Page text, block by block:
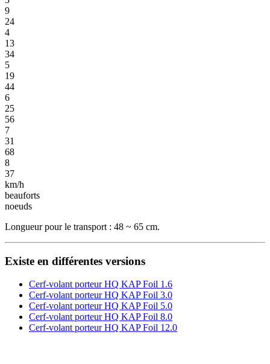
9
24
4
13
34
5
19
44
6
25
56
7
31
68
8
37
km/h
beauforts
noeuds
Longueur pour le transport : 48 ~ 65 cm.
Existe en différentes versions
Cerf-volant porteur HQ KAP Foil 1.6
Cerf-volant porteur HQ KAP Foil 3.0
Cerf-volant porteur HQ KAP Foil 5.0
Cerf-volant porteur HQ KAP Foil 8.0
Cerf-volant porteur HQ KAP Foil 12.0